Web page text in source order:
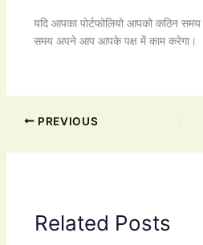
यदि आपका पोर्टफोलियो आपको कठिन
समय अपने आप आपके पक्ष में काम करेगा।
PREVIOUS
Related Posts